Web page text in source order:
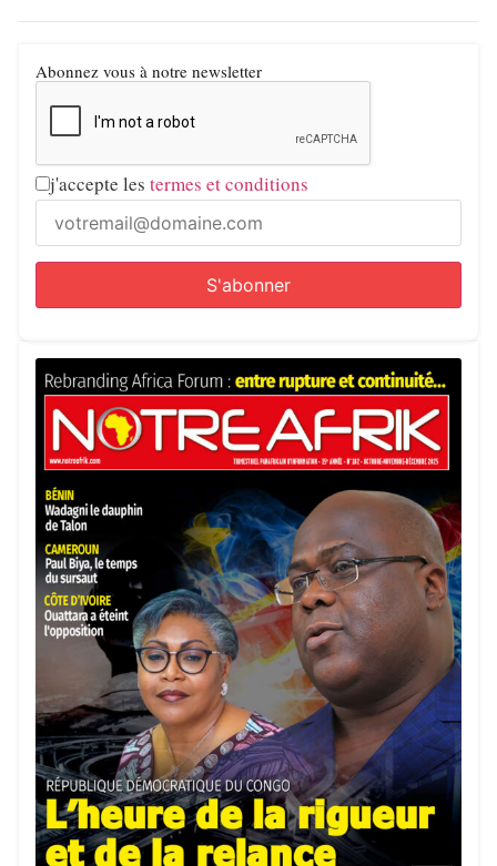
Abonnez vous à notre newsletter
j'accepte les termes et conditions